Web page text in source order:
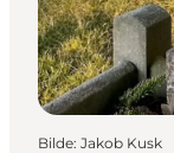
Bilde: Jakob Kusk